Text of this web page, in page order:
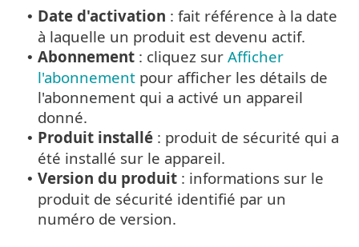
• Date d'activation : fait référence à la date
à laquelle un produit est devenu actif.
• Abonnement : cliquez sur Afficher
l'abonnement pour afficher les détails de
l'abonnement qui a activé un appareil
donné.
• Produit installé : produit de sécurité qui a
été installé sur le appareil.
• Version du produit : informations sur le
produit de sécurité identifié par un
numéro de version.